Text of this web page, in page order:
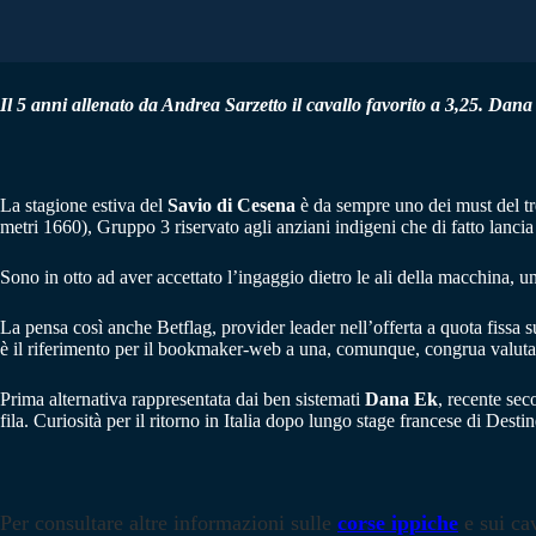
Il 5 anni allenato da Andrea Sarzetto il cavallo favorito a 3,25.
La stagione estiva del Savio di Cesena è da sempre uno dei must del
metri 1660), Gruppo 3 riservato agli anziani indigeni che di fatto
Sono in otto ad aver accettato l’ingaggio dietro le ali della macchina,
La pensa così anche Betflag, provider leader nell’offerta a quota fissa
è il riferimento per il bookmaker-web a una, comunque, congrua
Prima alternativa rappresentata dai ben sistemati Dana Ek, recente
fila. Curiosità per il ritorno in Italia dopo lungo stage francese di
Per consultare altre informazioni sulle corse ippiche e sui